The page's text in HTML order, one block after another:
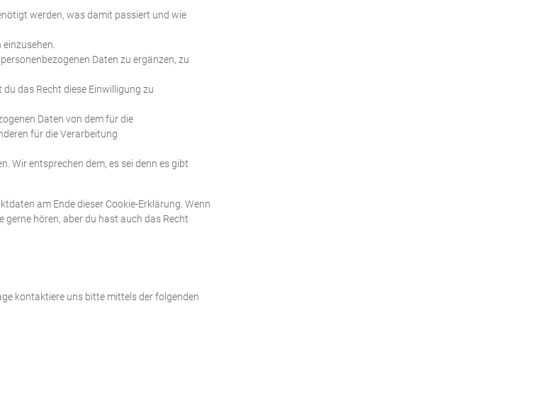
werden, was damit passiert und wie
Daten zu ergänzen, zu
das Recht diese Einwilligung zu
Daten von dem für die
für die Verarbeitung
Wir entsprechen dem, es sei denn es gibt
am Ende dieser Cookie-Erklärung. Wenn
gerne hören, aber du hast auch das Recht
kontaktiere uns bitte mittels der folgenden